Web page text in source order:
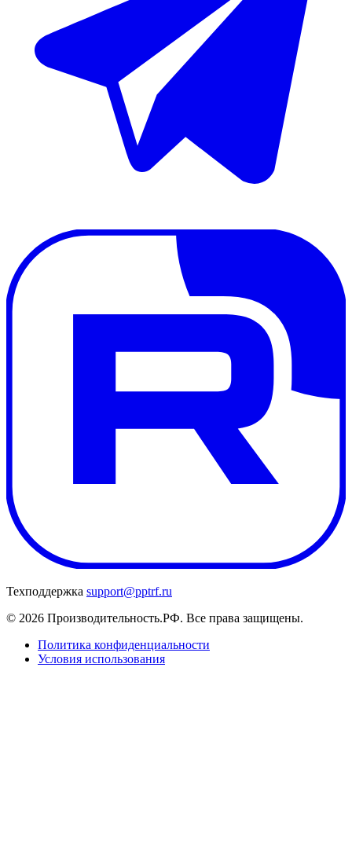
Техподдержка support@pptrf.ru
© 2026 Производительность.РФ. Все права защищены.
Политика конфиденциальности
Условия использования